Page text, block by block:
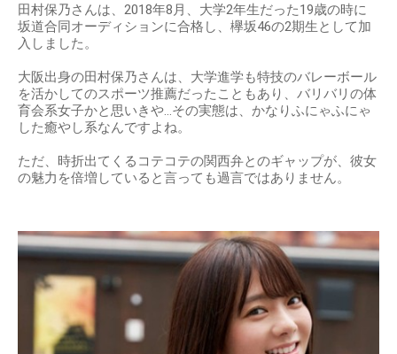
田村保乃さんは、2018年8月、大学2年生だった19歳の時に
坂道合同オーディションに合格し、欅坂46の2期生として加
入しました。
大阪出身の田村保乃さんは、大学進学も特技のバレーボール
を活かしてのスポーツ推薦だったこともあり、バリバリの体
育会系女子かと思いきや…その実態は、かなりふにゃふにゃ
した癒やし系なんですよね。
ただ、時折出てくるコテコテの関西弁とのギャップが、彼女
の魅力を倍増していると言っても過言ではありません。